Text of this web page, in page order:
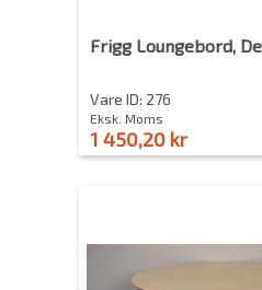
Frigg Loungebord,
Vare ID: 276
Eksk. Moms
1 450,20 kr